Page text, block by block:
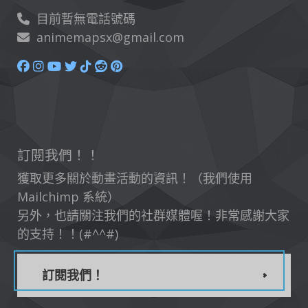
目前暫無電話號碼
animemapsx@gmail.com
訂閱我們！！
獲取更多關於動畫活動的資訊！（我們使用
Mailchimp 系統）
另外，也請關注我們的社群媒體喔！非常感謝大家
的支持！！(#^^#)
訂閱我們！